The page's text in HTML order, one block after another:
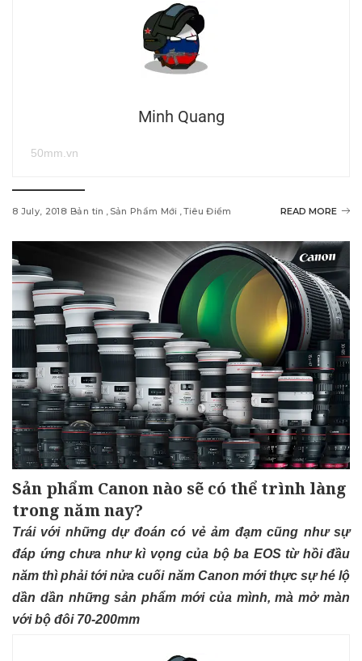
Minh Quang
50mm.vn
8 July, 2018 Bản tin Sản Phẩm Mới Tiêu Điểm READ MORE
Sản phẩm Canon nào sẽ có thể trình làng
trong năm nay?
Trái với những dự đoán có vẻ ảm đạm cũng như sự
đáp ứng chưa như kì vọng của bộ ba EOS từ hồi đầu
năm thì phải tới nửa cuối năm Canon mới thực sự hé lộ
dần dần những sản phẩm mới của mình, mà mở màn
với bộ đôi 70-200mm